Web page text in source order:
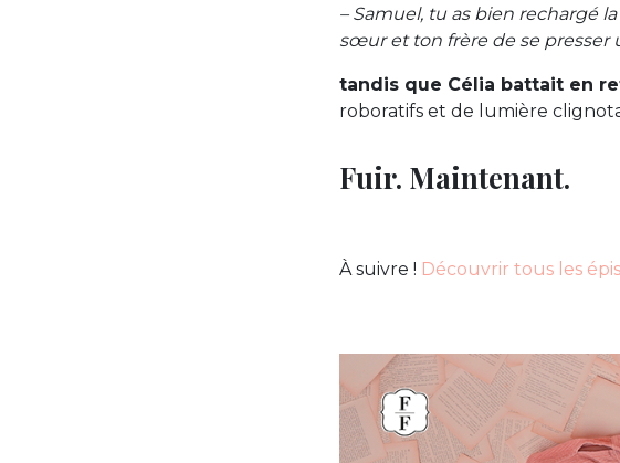
– Samuel, tu as bien rechargé
sœur et ton frère de se presser
tandis que Célia battait en
roboratifs et de lumière
Fuir. Maintenant.
À suivre ! Découvrir tous les